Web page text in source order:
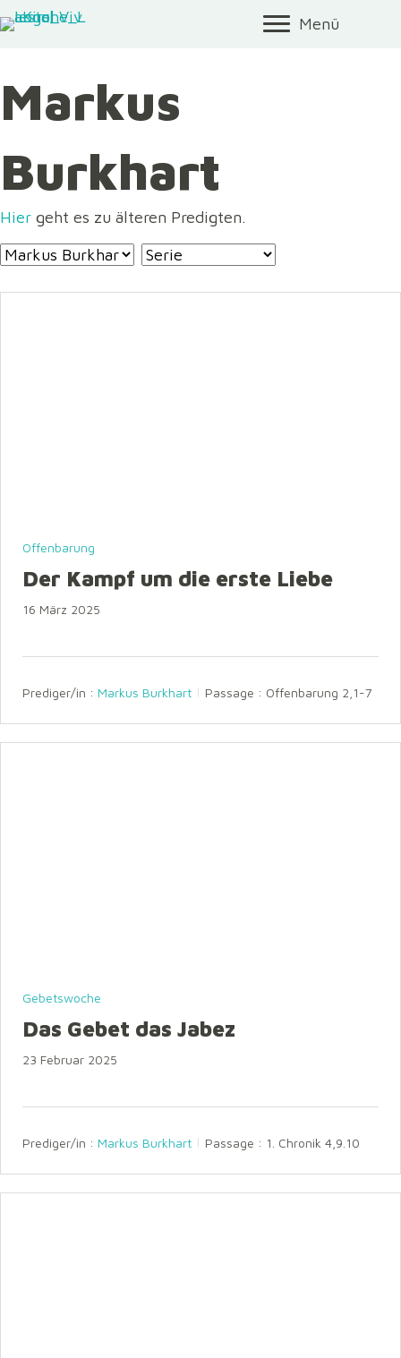
Menü
Markus
Burkhart
Hier geht es zu älteren Predigten.
Offenbarung
Der Kampf um die erste Liebe
16 März 2025
Prediger/in : Markus Burkhart Passage : Offenbarung 2,1-7
Gebetswoche
Das Gebet das Jabez
23 Februar 2025
Prediger/in : Markus Burkhart Passage : 1. Chronik 4,9.10